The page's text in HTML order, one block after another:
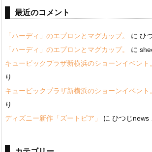
最近のコメント
「ハーディ」のエプロンとマグカップ。 に ひ
「ハーディ」のエプロンとマグカップ。
に
キュービックプラザ新横浜のショーンイベント。
り
キュービックプラザ新横浜のショーンイベント。
り
ディズニー新作「ズートピア」
に ひつじnews